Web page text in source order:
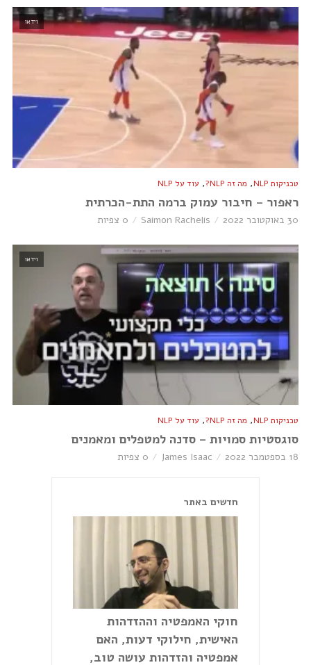
וידאו
טכניקות NLP , מה זה NLP? , עוד על NLP
ראפור – חיבור עמוק ברמה התת-הכרתית
30 באוקטובר 2022 Saimon Rachelis 0 צפיות
וידאו
טכניקות NLP , מה זה NLP? , עוד על NLP
סוגסטיות סמויות – סדנה למטפלים ומאמנים
18 בספטמבר 2022 James Isaac 0 צפיות
חדשים באתר
חוקי האמפטיה וההזדהות
האישית, חילוקי דעות, האם
אמפטיה והזדהות עושה טוב,